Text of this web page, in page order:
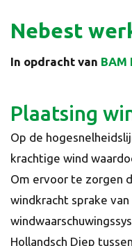
Nebest
In opdracht van BAM
Plaatsing
Op de
krachtige wind
Om ervoor te zorgen
windkracht sprake
Hollandsch Diep